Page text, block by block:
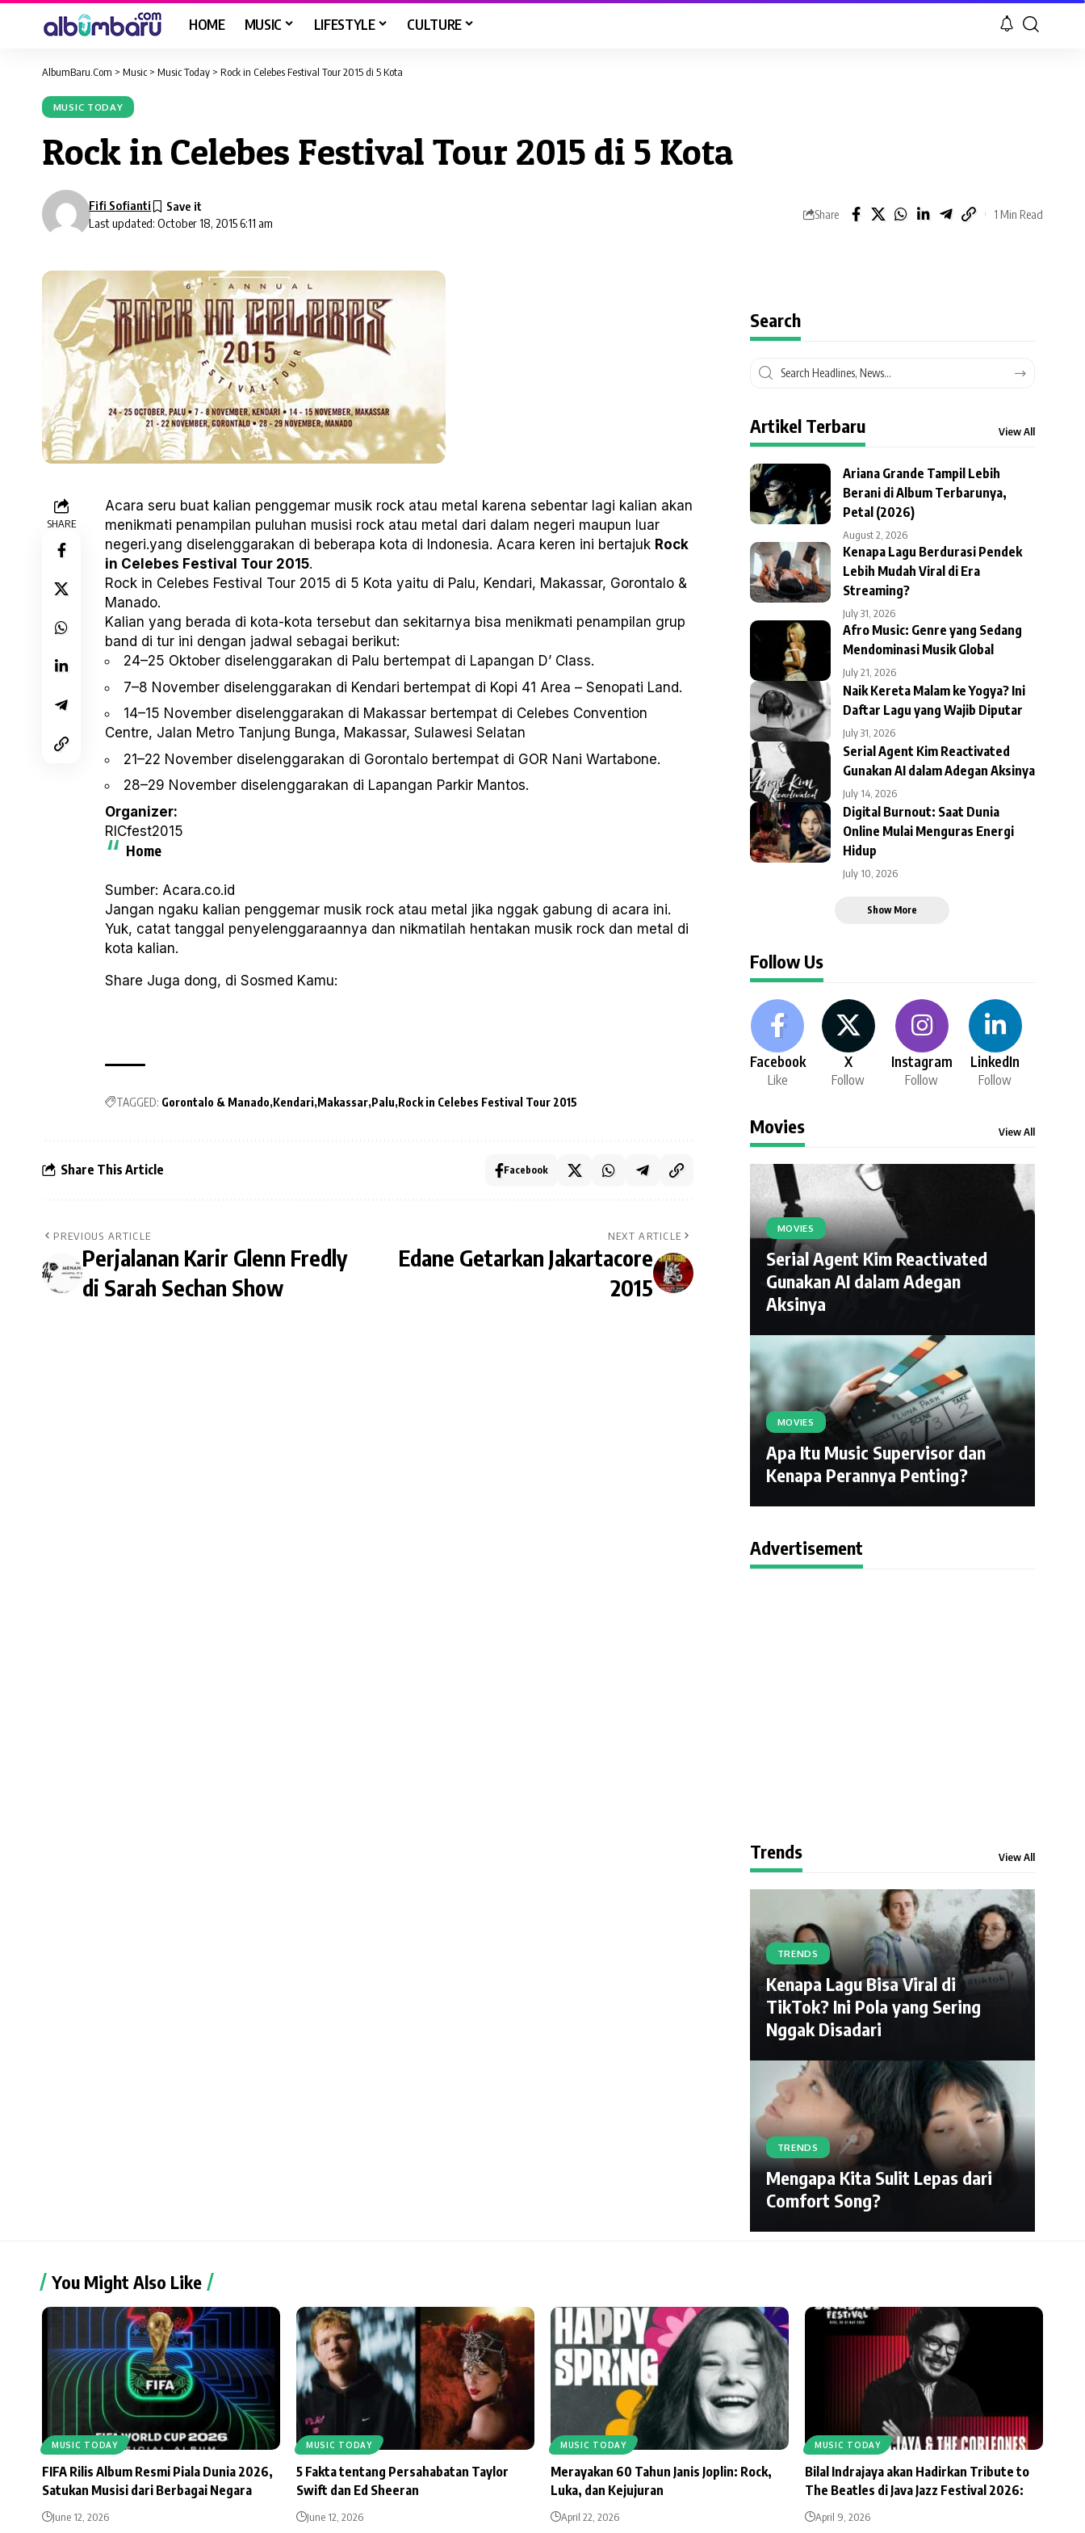
HOME MUSIC LIFESTYLE CULTURE
AlbumBaru.Com > Music > Music Today > Rock in Celebes Festival Tour 2015 di 5 Kota
MUSIC TODAY
Rock in Celebes Festival Tour 2015 di 5 Kota
Last updated: October 18, 2015 6:11 am
Fifi Sofianti
Share 1 Min Read
SHARE
Acara seru buat kalian penggemar musik rock atau metal karena sebentar lagi kalian akan
menikmati penampilan puluhan musisi rock atau metal dari dalam negeri maupun luar
negeri.yang diselenggarakan di beberapa kota di Indonesia. Acara keren ini bertajuk Rock
in Celebes Festival Tour 2015.
Rock in Celebes Festival Tour 2015 di 5 Kota yaitu di Palu, Kendari, Makassar, Gorontalo &
Manado.
Kalian yang berada di kota-kota tersebut dan sekitarnya bisa menikmati penampilan grup
band di tur ini dengan jadwal sebagai berikut:
24–25 Oktober diselenggarakan di Palu bertempat di Lapangan D’ Class.
7–8 November diselenggarakan di Kendari bertempat di Kopi 41 Area – Senopati Land.
14–15 November diselenggarakan di Makassar bertempat di Celebes Convention
Centre, Jalan Metro Tanjung Bunga, Makassar, Sulawesi Selatan
21–22 November diselenggarakan di Gorontalo bertempat di GOR Nani Wartabone.
28–29 November diselenggarakan di Lapangan Parkir Mantos.
Organizer:
RICfest2015
Home
Sumber: Acara.co.id
Jangan ngaku kalian penggemar musik rock atau metal jika nggak gabung di acara ini.
Yuk, catat tanggal penyelenggaraannya dan nikmatilah hentakan musik rock dan metal di
kota kalian.
Share Juga dong, di Sosmed Kamu:
TAGGED: Gorontalo & Manado Kendari Makassar Palu Rock in Celebes Festival Tour 2015
Share This Article Facebook
PREVIOUS ARTICLE
Perjalanan Karir Glenn Fredly
di Sarah Sechan Show
NEXT ARTICLE
Edane Getarkan Jakartacore
2015
Search
Artikel Terbaru View All
Ariana Grande Tampil Lebih
Berani di Album Terbarunya,
Petal (2026)
August 2, 2026
Kenapa Lagu Berdurasi Pendek
Lebih Mudah Viral di Era
Streaming?
July 31, 2026
Afro Music: Genre yang Sedang
Mendominasi Musik Global
July 21, 2026
Naik Kereta Malam ke Yogya? Ini
Daftar Lagu yang Wajib Diputar
July 31, 2026
Serial Agent Kim Reactivated
Gunakan AI dalam Adegan Aksinya
July 14, 2026
Digital Burnout: Saat Dunia
Online Mulai Menguras Energi
Hidup
July 10, 2026
Show More
Follow Us
Facebook
Like
X
Follow
Instagram
Follow
LinkedIn
Follow
Movies View All
MOVIES
Serial Agent Kim Reactivated
Gunakan AI dalam Adegan
Aksinya
MOVIES
Apa Itu Music Supervisor dan
Kenapa Perannya Penting?
Advertisement
Trends View All
TRENDS
Kenapa Lagu Bisa Viral di
TikTok? Ini Pola yang Sering
Nggak Disadari
TRENDS
Mengapa Kita Sulit Lepas dari
Comfort Song?
You Might Also Like
MUSIC TODAY
FIFA Rilis Album Resmi Piala Dunia 2026,
Satukan Musisi dari Berbagai Negara
June 12, 2026
MUSIC TODAY
5 Fakta tentang Persahabatan Taylor
Swift dan Ed Sheeran
June 12, 2026
MUSIC TODAY
Merayakan 60 Tahun Janis Joplin: Rock,
Luka, dan Kejujuran
April 22, 2026
MUSIC TODAY
Bilal Indrajaya akan Hadirkan Tribute to
The Beatles di Java Jazz Festival 2026:
April 9, 2026